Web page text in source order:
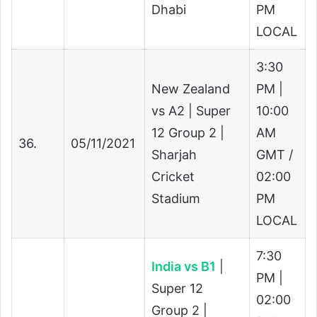
Dhabi
PM
LOCAL
36. 05/11/2021
New Zealand
vs A2 | Super
12 Group 2 |
Sharjah
Cricket
Stadium
3:30
PM |
10:00
AM
GMT /
02:00
PM
LOCAL
India vs B1
Super 12
Group 2 |
7:30
PM |
02:00